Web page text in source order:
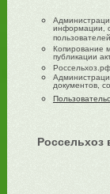
информации,
Копирование
публикации
документов,
Россельхоз